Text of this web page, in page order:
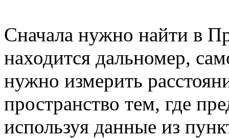
Сначала нужно найти в
находится дальномер,
нужно измерить
пространство тем, где
используя данные из